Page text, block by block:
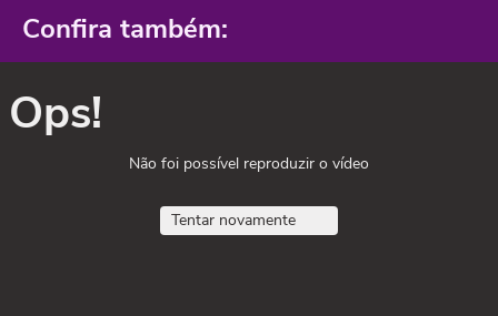
Confira também:
Ops!
Não foi possível reproduzir o vídeo
Tentar novamente